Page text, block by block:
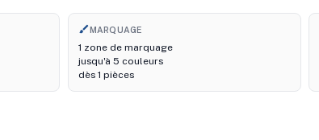
brushMARQUAGE
1 zone de marquage
jusqu'à 5 couleurs
dès 1 pièces